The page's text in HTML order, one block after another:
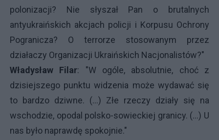
polonizacji? Nie słyszał Pan o brutalnych
antyukraińskich akcjach policji i Korpusu Ochrony
Pogranicza? O terrorze stosowanym przez
działaczy Organizacji Ukraińskich Nacjonalistów?"
Władysław Filar: "W ogóle, absolutnie, choć z
dzisiejszego punktu widzenia może wydawać się
to bardzo dziwne. (...) Złe rzeczy działy się na
wschodzie, opodal polsko-sowieckiej granicy. (...) U
nas było naprawdę spokojnie."